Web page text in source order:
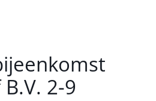
2-9